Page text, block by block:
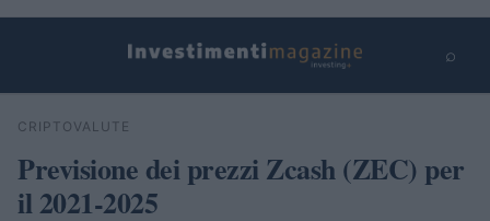
⌕
Cerca
CRIPTOVALUTE
Previsione dei prezzi Zcash (ZEC) per
il 2021-2025